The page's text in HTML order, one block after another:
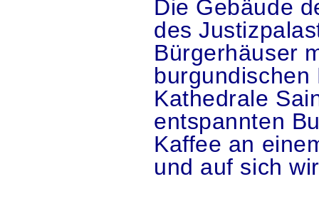
Die Gebäude
des
Bürgerhäuser
Kathedrale
entspannten
Kaffee an
und auf sich